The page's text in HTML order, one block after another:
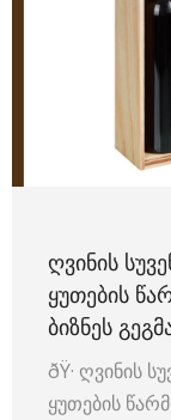
ᲦᲕᲘᲜᲘᲡ
ᲧᲣᲗᲔᲑᲘᲡ
ᲑᲘᲖᲜᲔᲡ
ðŸ· ღვინის
ყუთების